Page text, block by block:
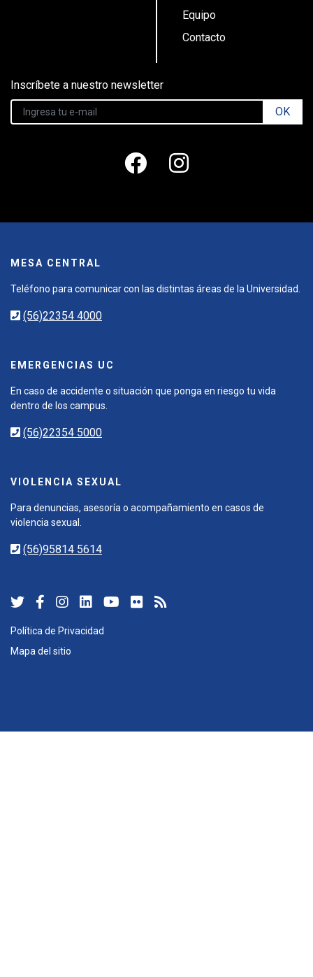
Equipo
Contacto
Inscríbete a nuestro newsletter
OK
MESA CENTRAL
Teléfono para comunicar con las distintas áreas de la Universidad.
(56)22354 4000
EMERGENCIAS UC
En caso de accidente o situación que ponga en riesgo tu vida
dentro de los campus.
(56)22354 5000
VIOLENCIA SEXUAL
Para denuncias, asesoría o acompañamiento en casos de
violencia sexual.
(56)95814 5614
Política de Privacidad
Mapa del sitio